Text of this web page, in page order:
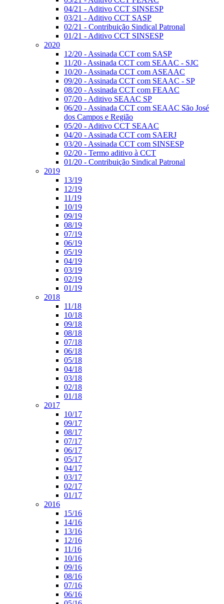
04/21 - Aditivo CCT SINSESP
03/21 - Aditivo CCT SASP
02/21 - Contribuição Sindical Patronal
01/21 - Aditivo CCT SINSESP
2020
12/20 - Assinada CCT com SASP
11/20 - Assinada CCT com SEAAC - SJC
10/20 - Assinada CCT com ASEAAC
09/20 - Assinada CCT com SEAAC - SP
08/20 - Assinada CCT com FEAAC
07/20 - Aditivo SEAAC SP
06/20 - Assinada CCT com SEAAC São José
dos Campos e Região
05/20 - Aditivo CCT SEAAC
04/20 - Assinada CCT com SAERJ
03/20 - Assinada CCT com SINSESP
02/20 - Termo aditivo à CCT
01/20 - Contribuição Sindical Patronal
2019
13/19
12/19
11/19
10/19
09/19
08/19
07/19
06/19
05/19
04/19
03/19
02/19
01/19
2018
11/18
10/18
09/18
08/18
07/18
06/18
05/18
04/18
03/18
02/18
01/18
2017
10/17
09/17
08/17
07/17
06/17
05/17
04/17
03/17
02/17
01/17
2016
15/16
14/16
13/16
12/16
11/16
10/16
09/16
08/16
07/16
06/16